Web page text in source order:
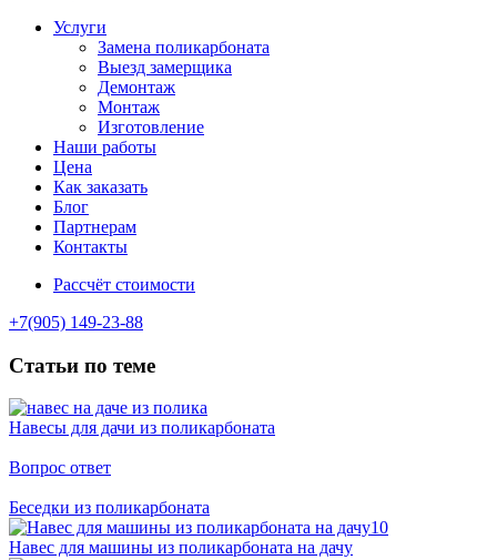
Услуги
Замена поликарбоната
Выезд замерщика
Демонтаж
Монтаж
Изготовление
Наши работы
Цена
Как заказать
Блог
Партнерам
Контакты
Рассчёт стоимости
+7(905) 149-23-88
Статьи по теме
Навесы для дачи из поликарбоната
Вопрос ответ
Беседки из поликарбоната
Навес для машины из поликарбоната на дачу